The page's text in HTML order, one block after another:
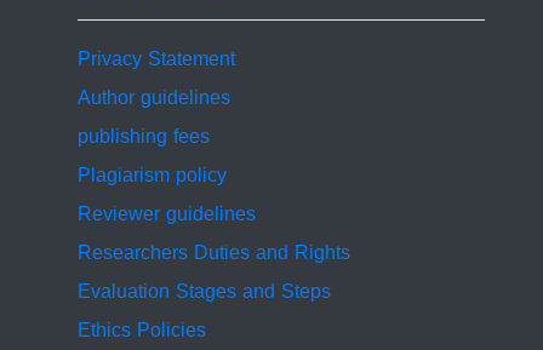
Privacy Statement
Author guidelines
publishing fees
Plagiarism policy
Reviewer guidelines
Researchers Duties and Rights
Evaluation Stages and Steps
Ethics Policies